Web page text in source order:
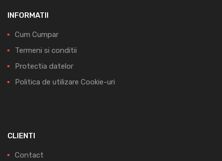
INFORMATII
Cum Cumpar
Termeni si conditii
Protectia datelor
Politica de utilizare Cookie-uri
CLIENTI
Contact